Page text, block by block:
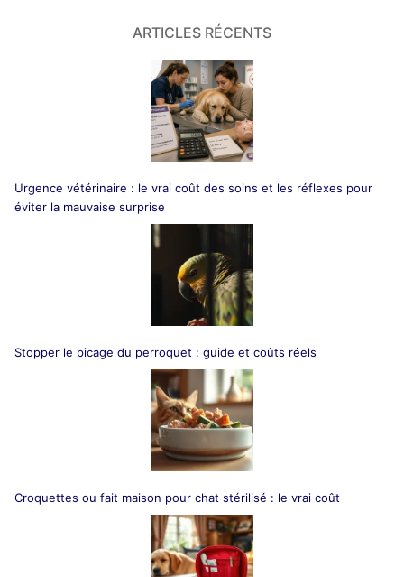
ARTICLES RÉCENTS
Urgence vétérinaire : le vrai coût des soins et les réflexes pour
éviter la mauvaise surprise
Stopper le picage du perroquet : guide et coûts réels
Croquettes ou fait maison pour chat stérilisé : le vrai coût